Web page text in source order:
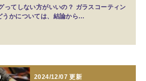
ってしない方がいいの？ ガラスコーティン
うかについては、結論から…
2024/12/07 更新